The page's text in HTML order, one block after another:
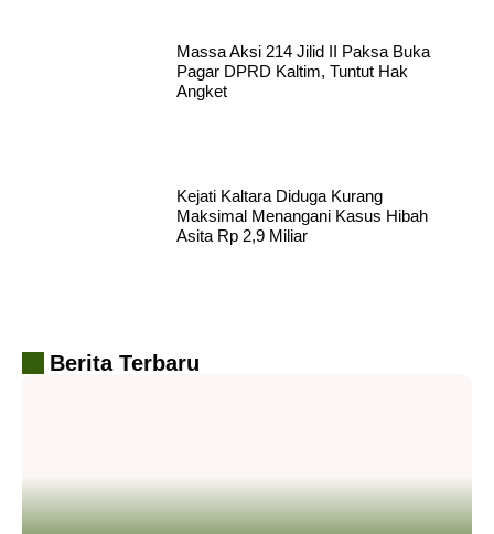
Massa Aksi 214 Jilid II Paksa Buka
Pagar DPRD Kaltim, Tuntut Hak
Angket
Kejati Kaltara Diduga Kurang
Maksimal Menangani Kasus Hibah
Asita Rp 2,9 Miliar
Berita Terbaru